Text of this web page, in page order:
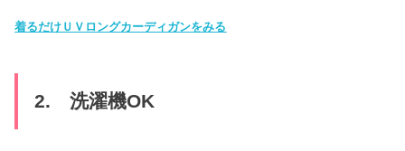
着るだけＵＶロングカーディガンをみる
2. 洗濯機OK